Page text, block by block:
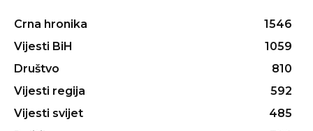
Crna hronika
1546
Vijesti BiH
1059
Društvo
810
Vijesti regija
592
Vijesti svijet
485